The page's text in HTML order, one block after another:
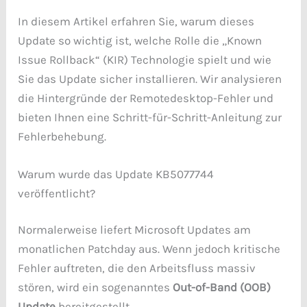
In diesem Artikel erfahren Sie, warum dieses
Update so wichtig ist, welche Rolle die „Known
Issue Rollback“ (KIR) Technologie spielt und wie
Sie das Update sicher installieren. Wir analysieren
die Hintergründe der Remotedesktop-Fehler und
bieten Ihnen eine Schritt-für-Schritt-Anleitung zur
Fehlerbehebung.
Warum wurde das Update KB5077744
veröffentlicht?
Normalerweise liefert Microsoft Updates am
monatlichen Patchday aus. Wenn jedoch kritische
Fehler auftreten, die den Arbeitsfluss massiv
stören, wird ein sogenanntes Out-of-Band (OOB)